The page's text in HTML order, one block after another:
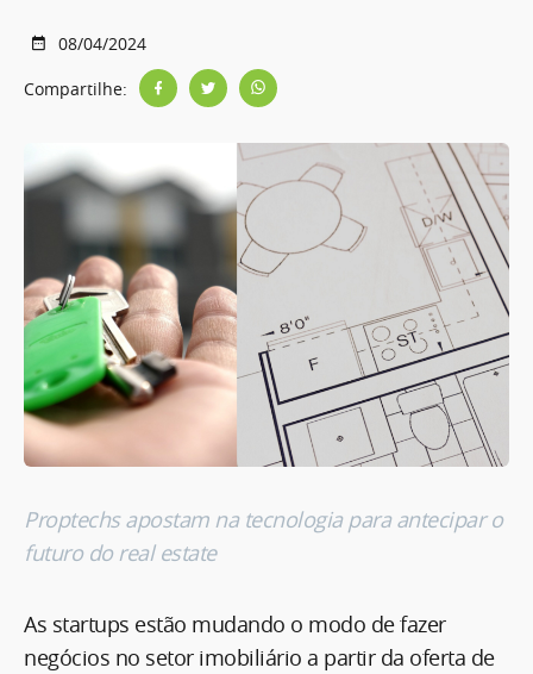
08/04/2024
Compartilhe:
Proptechs apostam na tecnologia para antecipar o
futuro do real estate
As startups estão mudando o modo de fazer
negócios no setor imobiliário a partir da oferta de